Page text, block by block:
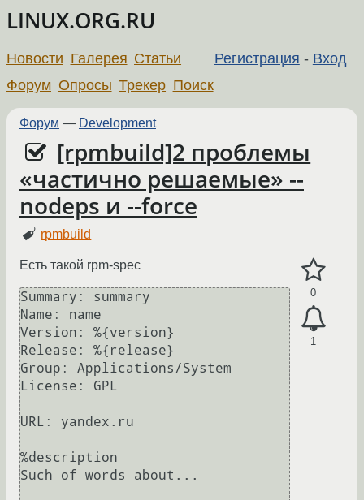
LINUX.ORG.RU
Регистрация - Вход
Новости Галерея Статьи
Форум Опросы Трекер Поиск
Форум — Development
[rpmbuild]2 проблемы
«частично решаемые» --
nodeps и --force
rpmbuild
0
1
Есть такой rpm-spec
Summary: summary
Name: name
Version: %{version}
Release: %{release}
Group: Applications/System
License: GPL
URL: yandex.ru
%description
Such of words about...